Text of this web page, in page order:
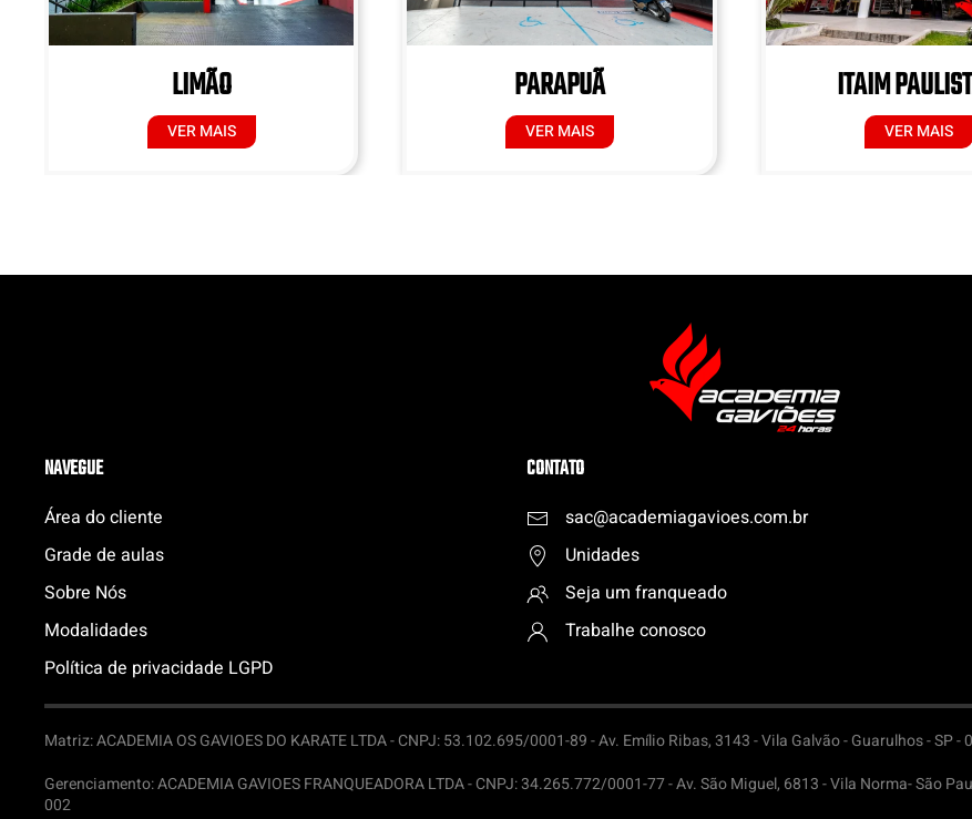
LIMÃO
VER MAIS
PARAPUÃ
VER MAIS
ITAIM
VER MAIS
NAVEGUE
Área do cliente
Grade de aulas
Sobre Nós
Modalidades
Política de privacidade LGPD
CONTATO
sac@academiagavioes.com.br
Unidades
Seja um franqueado
Trabalhe conosco
Matriz: ACADEMIA OS GAVIOES DO KARATE LTDA -CNPJ: 53.102.695/0001-89 - Av. Emílio Ribas, 3143 - Vila Galvão - Guarulhos - SP -
Gerenciamento: ACADEMIA GAVIOES FRANQUEADORA LTDA -CNPJ: 34.265.772/0001-77 - Av. São Miguel, 6813 - Vila Norma- São
002